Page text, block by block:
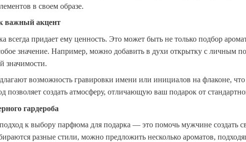
в своем образе.
важный акцент
всегда придает ему ценность. Это может быть не только подбор
значение. Например, можно добавить в духи открытку с личным
значимости.
возможность гравировки имени или инициалов на флаконе,
позволяет создать атмосферу, отличающую ваш подарок от
гардероба
к выбору парфюма для подарка — это помочь мужчине создать
разные стили, можно предложить несколько ароматов,